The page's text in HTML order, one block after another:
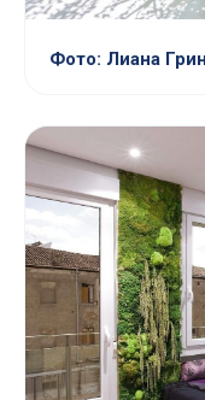
Фото: Лиана